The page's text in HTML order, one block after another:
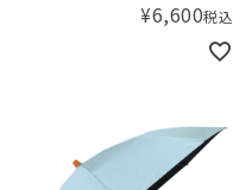
¥6,600税込